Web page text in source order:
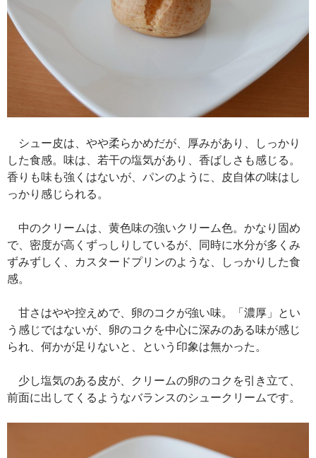
シュー皮は、やや柔らかめだが、厚みがあり、しっかり
した食感。味は、若干の塩気があり、香ばしさも感じる。
香りも味も強くはないが、パンのように、皮自体の味はし
っかり感じられる。
中のクリームは、黄色味の強いクリーム色。かなり固め
で、密度が高くずっしりしているが、同時に水分が多くみ
ずみずしく、カスタードプリンのような、しっかりした食
感。
甘さはやや控えめで、卵のコクが強い味。「濃厚」とい
う感じではないが、卵のコクを中心に深みのある味が感じ
られ、何かが足りないと、という印象は無かった。
少し塩気のある皮が、クリームの卵のコクを引き立て、
前面に出してくるようなバランスのシュークリームです。